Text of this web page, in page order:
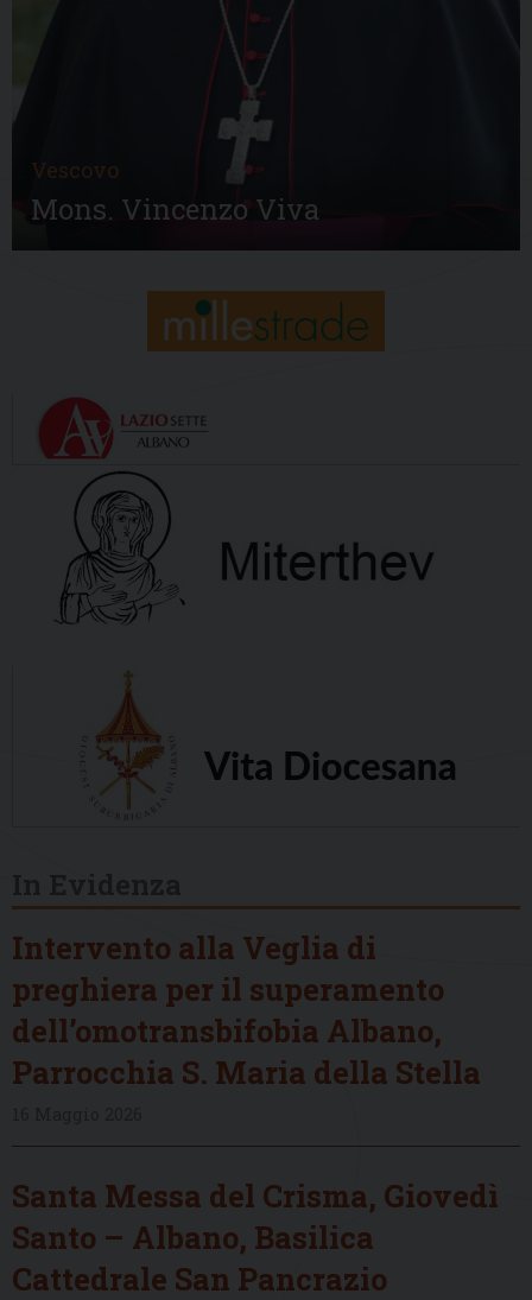
Vescovo
Mons. Vincenzo Viva
Intervento alla Veglia di
preghiera per il superamento
dell’omotransbifobia Albano,
Parrocchia S. Maria della Stella
Santa Messa del Crisma, Giovedì
Santo – Albano, Basilica
Cattedrale San Pancrazio